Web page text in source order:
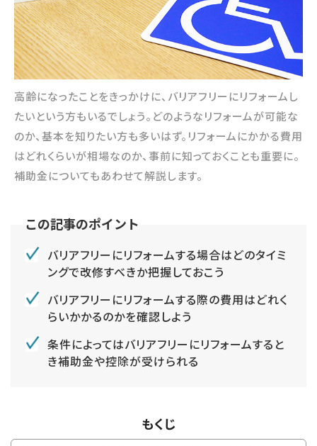
高齢になったことをきっかけに、バリアフリーにリフォームし
たいという方もいるでしょう。どのようなリフォームが可能な
のか、基本を知りたい方も多いはず。リフォームにかかる費用
はどれくらいが相場なのか、事前に知っておくことも重要に。
補助金についてもあわせて解説します。
バリアフリーにリフォームする場合はどのタイミ
ングで改修すべきか把握しておこう
バリアフリーにリフォームする際の費用はどれく
らいかかるのかを確認しよう
条件によってはバリアフリーにリフォームすると
き補助金や控除が受けられる
もくじ